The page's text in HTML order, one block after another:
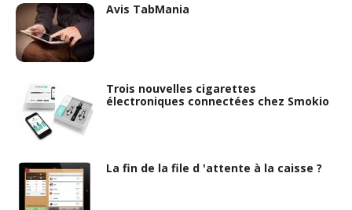
Avis TabMania
Trois nouvelles cigarettes
électroniques connectées chez Smokio
La fin de la file d 'attente à la caisse ?